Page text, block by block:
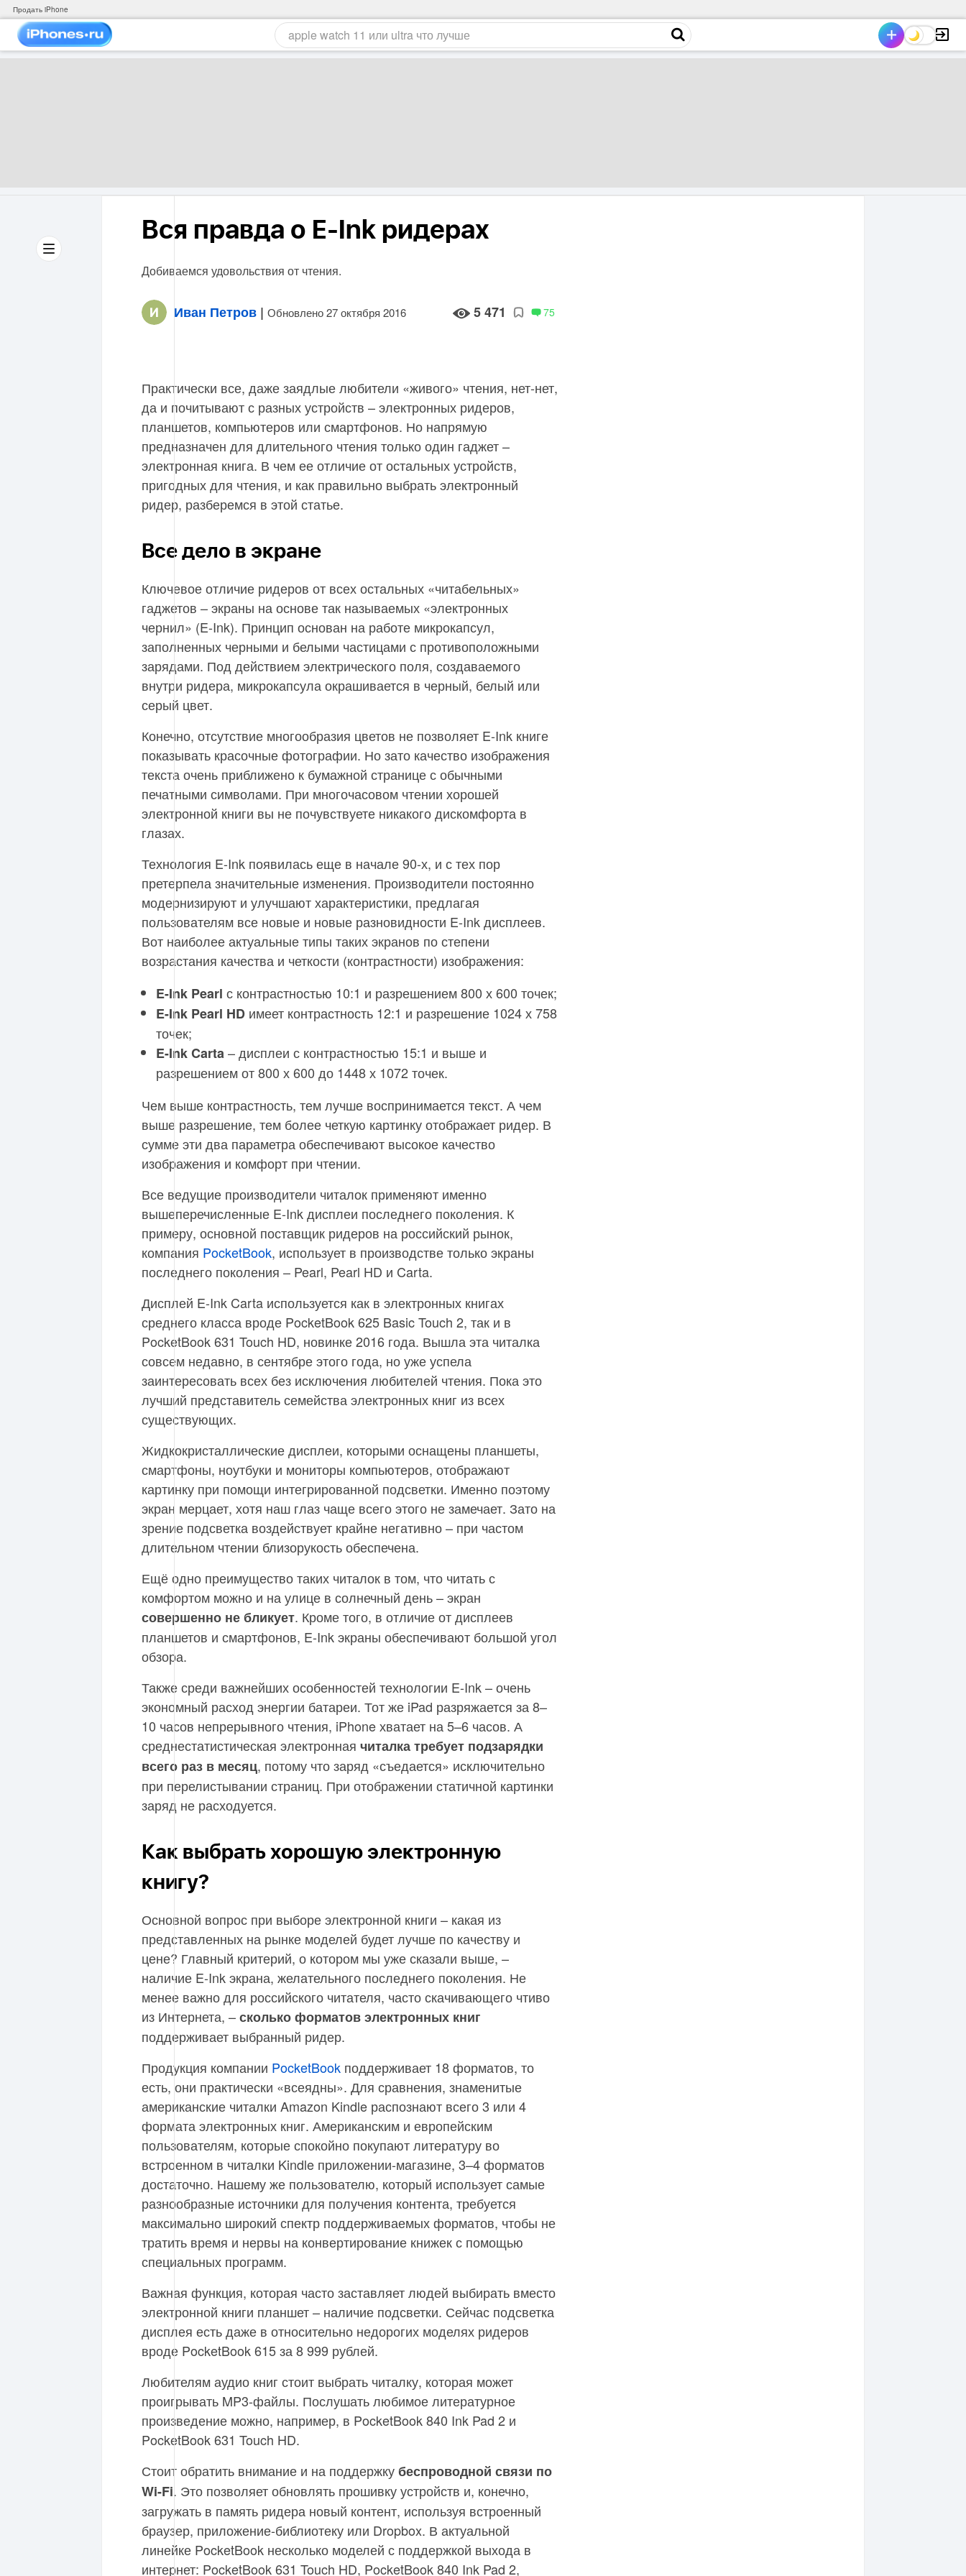
Продать iPhone
Вся правда о E-Ink ридерах
Добиваемся удовольствия от чтения.
Иван Петров | Обновлено 27 октября 2016 5 471 75
Практически все, даже заядлые любители «живого» чтения, нет-нет,
да и почитывают с разных устройств – электронных ридеров,
планшетов, компьютеров или смартфонов. Но напрямую
предназначен для длительного чтения только один гаджет –
электронная книга. В чем ее отличие от остальных устройств,
пригодных для чтения, и как правильно выбрать электронный
ридер, разберемся в этой статье.
Все дело в экране
Ключевое отличие ридеров от всех остальных «читабельных»
гаджетов – экраны на основе так называемых «электронных
чернил» (E-Ink). Принцип основан на работе микрокапсул,
заполненных черными и белыми частицами с противоположными
зарядами. Под действием электрического поля, создаваемого
внутри ридера, микрокапсула окрашивается в черный, белый или
серый цвет.
Конечно, отсутствие многообразия цветов не позволяет E-Ink книге
показывать красочные фотографии. Но зато качество изображения
текста очень приближено к бумажной странице с обычными
печатными символами. При многочасовом чтении хорошей
электронной книги вы не почувствуете никакого дискомфорта в
глазах.
Технология E-Ink появилась еще в начале 90-х, и с тех пор
претерпела значительные изменения. Производители постоянно
модернизируют и улучшают характеристики, предлагая
пользователям все новые и новые разновидности E-Ink дисплеев.
Вот наиболее актуальные типы таких экранов по степени
возрастания качества и четкости (контрастности) изображения:
E-Ink Pearl с контрастностью 10:1 и разрешением 800 х 600 точек;
E-Ink Pearl HD имеет контрастность 12:1 и разрешение 1024 х 758
точек;
E-Ink Carta– дисплеи с контрастностью 15:1 и выше и
разрешением от 800 х 600 до 1448 х 1072 точек.
Чем выше контрастность, тем лучше воспринимается текст. А чем
выше разрешение, тем более четкую картинку отображает ридер. В
сумме эти два параметра обеспечивают высокое качество
изображения и комфорт при чтении.
Все ведущие производители читалок применяют именно
вышеперечисленные E-Ink дисплеи последнего поколения. К
примеру, основной поставщик ридеров на российский рынок,
компания PocketBook, использует в производстве только экраны
последнего поколения – Pearl, Pearl HD и Carta.
Дисплей E-Ink Carta используется как в электронных книгах
среднего класса вроде PocketBook 625 Basic Touch 2, так и в
PocketBook 631 Touch HD, новинке 2016 года. Вышла эта читалка
совсем недавно, в сентябре этого года, но уже успела
заинтересовать всех без исключения любителей чтения. Пока это
лучший представитель семейства электронных книг из всех
существующих.
Жидкокристаллические дисплеи, которыми оснащены планшеты,
смартфоны, ноутбуки и мониторы компьютеров, отображают
картинку при помощи интегрированной подсветки. Именно поэтому
экран мерцает, хотя наш глаз чаще всего этого не замечает. Зато на
зрение подсветка воздействует крайне негативно – при частом
длительном чтении близорукость обеспечена.
Ещё одно преимущество таких читалок в том, что читать с
комфортом можно и на улице в солнечный день – экран
совершенно не бликует. Кроме того, в отличие от дисплеев
планшетов и смартфонов, E-Ink экраны обеспечивают большой угол
обзора.
Также среди важнейших особенностей технологии E-Ink – очень
экономный расход энергии батареи. Тот же iPad разряжается за 8–
10 часов непрерывного чтения, iPhone хватает на 5–6 часов. А
среднестатистическая электронная читалка требует подзарядки
всего раз в месяц, потому что заряд «съедается» исключительно
при перелистывании страниц. При отображении статичной картинки
заряд не расходуется.
Как выбрать хорошую электронную
книгу?
Основной вопрос при выборе электронной книги – какая из
представленных на рынке моделей будет лучше по качеству и
цене? Главный критерий, о котором мы уже сказали выше, –
наличие E-Ink экрана, желательного последнего поколения. Не
менее важно для российского читателя, часто скачивающего чтиво
из Интернета, –сколько форматов электронных книг
поддерживает выбранный ридер.
Продукция компании PocketBook поддерживает 18 форматов, то
есть, они практически «всеядны». Для сравнения, знаменитые
американские читалки Amazon Kindle распознают всего 3 или 4
формата электронных книг. Американским и европейским
пользователям, которые спокойно покупают литературу во
встроенном в читалки Kindle приложении-магазине, 3–4 форматов
достаточно. Нашему же пользователю, который использует самые
разнообразные источники для получения контента, требуется
максимально широкий спектр поддерживаемых форматов, чтобы не
тратить время и нервы на конвертирование книжек с помощью
специальных программ.
Важная функция, которая часто заставляет людей выбирать вместо
электронной книги планшет – наличие подсветки. Сейчас подсветка
дисплея есть даже в относительно недорогих моделях ридеров
вроде PocketBook 615 за 8 999 рублей.
Любителям аудио книг стоит выбрать читалку, которая может
проигрывать MP3-файлы. Послушать любимое литературное
произведение можно, например, в PocketBook 840 Ink Pad 2 и
PocketBook 631 Touch HD.
Стоит обратить внимание и на поддержкубеспроводной связи по
Wi-Fi. Это позволяет обновлять прошивку устройств и, конечно,
загружать в память ридера новый контент, используя встроенный
браузер, приложение-библиотеку или Dropbox. В актуальной
линейке PocketBook несколько моделей с поддержкой выхода в
интернет: PocketBook 631 Touch HD, PocketBook 840 Ink Pad 2,